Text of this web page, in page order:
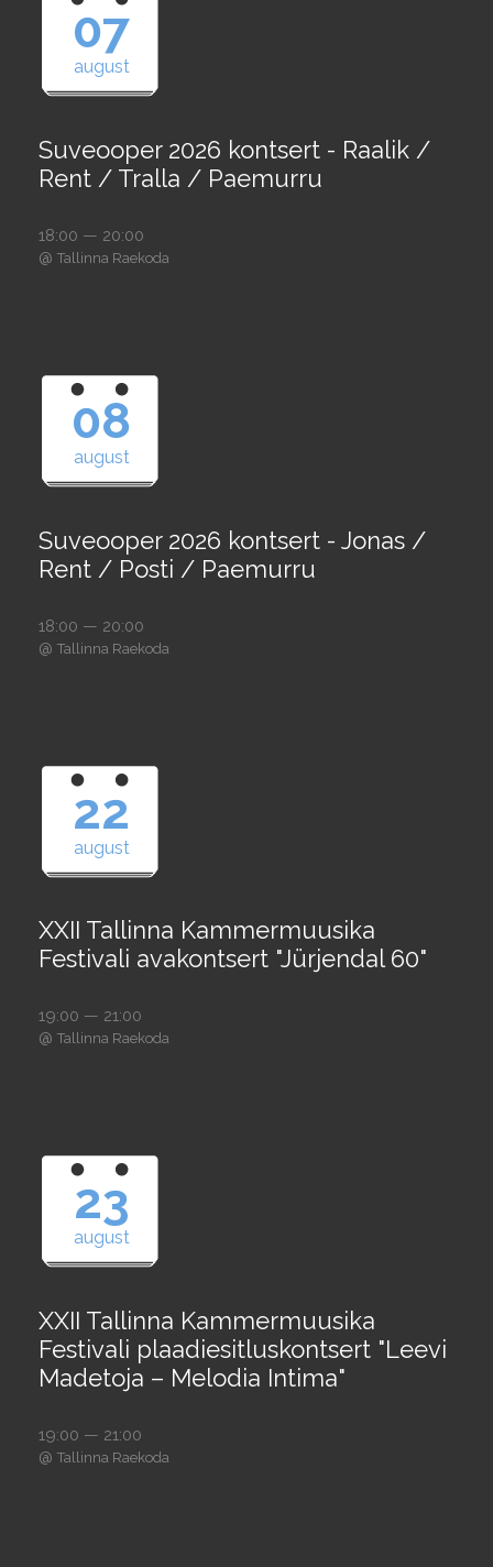
07
august
Suveooper 2026 kontsert - Raalik /
Rent / Tralla / Paemurru
18:00 — 20:00
@ Tallinna Raekoda
08
august
Suveooper 2026 kontsert - Jonas /
Rent / Posti / Paemurru
18:00 — 20:00
@ Tallinna Raekoda
22
august
XXII Tallinna Kammermuusika
Festivali avakontsert "Jürjendal 60"
19:00 — 21:00
@ Tallinna Raekoda
23
august
XXII Tallinna Kammermuusika
Festivali plaadiesitluskontsert "Leevi
Madetoja – Melodia Intima"
19:00 — 21:00
@ Tallinna Raekoda